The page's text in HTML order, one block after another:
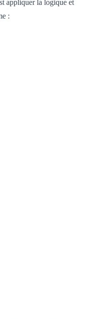
appliquer la logique et
: